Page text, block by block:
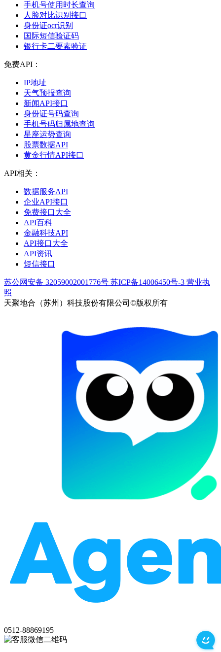
手机号使用时长查询
人脸对比识别接口
身份证ocr识别
国际短信验证码
银行卡二要素验证
免费API：
IP地址
天气预报查询
新闻API接口
身份证号码查询
手机号码归属地查询
星座运势查询
股票数据API
黄金行情API接口
API相关：
数据服务API
企业API接口
免费接口大全
API百科
金融科技API
API接口大全
API资讯
短信接口
苏公网安备 32059002001776号 苏ICP备14006450号-3 营业执
照
天聚地合（苏州）科技股份有限公司©版权所有
0512-88869195